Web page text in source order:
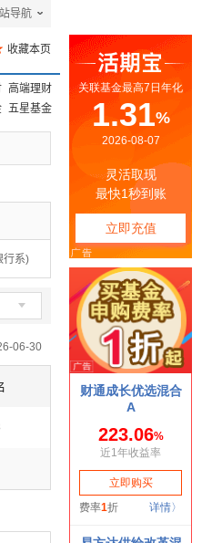
导航
收藏本页
高端理财
五星基金
行系)

06-30